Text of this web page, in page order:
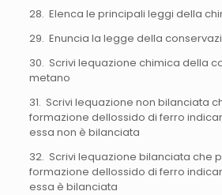
28. Elenca le principali leggi della
29. Enuncia la legge della
30. Scrivi lequazione chimica della
metano
31. Scrivi lequazione non bilanciata
formazione dellossido di ferro
essa non è bilanciata
32. Scrivi lequazione bilanciata che
formazione dellossido di ferro
essa è bilanciata